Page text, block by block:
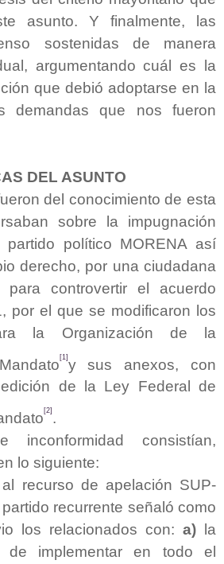
asunto. Y finalmente, las
sostenidas de manera
argumentando cuál es la
que debió adoptarse en la
demandas que nos fueron
DEL ASUNTO
del conocimiento de esta
sobre la impugnación
político MORENA así
derecho, por una ciudadana
controvertir el acuerdo
por el que se modificaron los
la Organización de la
[1] y sus anexos, con
de la Ley Federal de
[2] .
inconformidad consistían,
lo siguiente:
recurso de apelación SUP-
recurrente señaló como
los relacionados con: a) la
de implementar en todo el